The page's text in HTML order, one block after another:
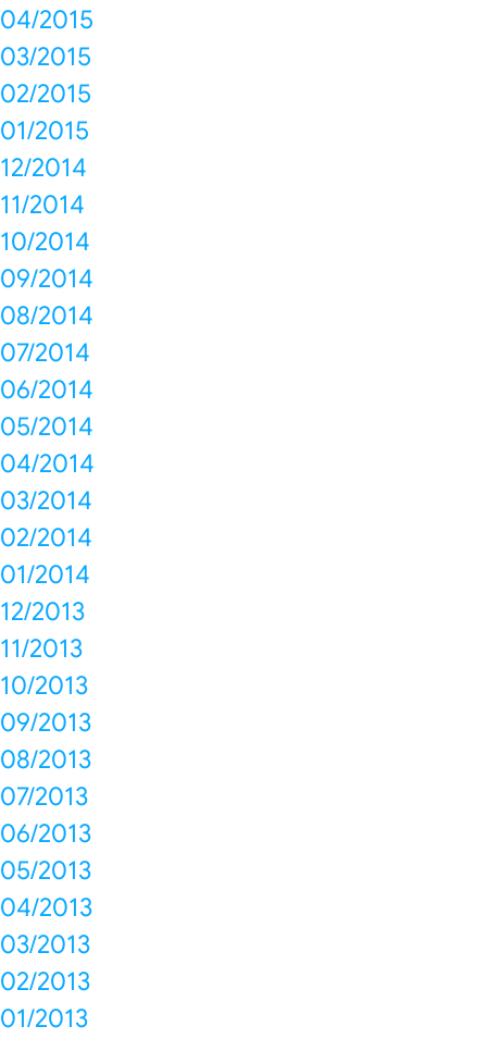
04/2015
03/2015
02/2015
01/2015
12/2014
11/2014
10/2014
09/2014
08/2014
07/2014
06/2014
05/2014
04/2014
03/2014
02/2014
01/2014
12/2013
11/2013
10/2013
09/2013
08/2013
07/2013
06/2013
05/2013
04/2013
03/2013
02/2013
01/2013